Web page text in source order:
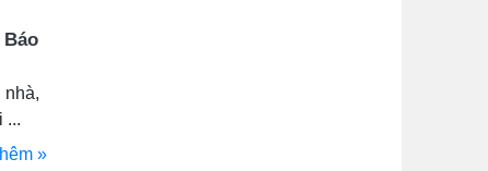
nhà,
...
»